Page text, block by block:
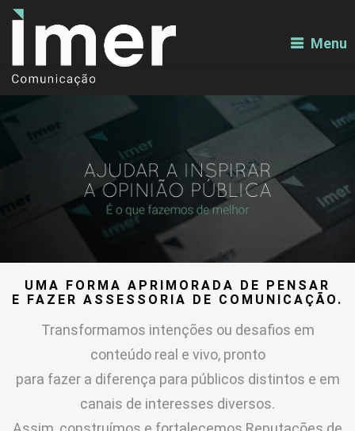
Menu
UMA FORMA APRIMORADA DE PENSAR
E FAZER ASSESSORIA DE COMUNICAÇÃO.
Transformamos intenções ou desafios em
conteúdo real e vivo, pronto
para fazer a diferença para públicos distintos e em
canais de interesses diversos.